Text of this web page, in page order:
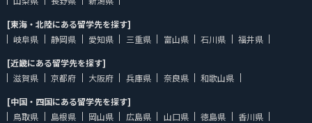
[東海・北陸にある留学先を探す]
岐阜県
静岡県 愛知県 三重県 富山県 石川県
福井県
[近畿にある留学先を探す]
滋賀県
京都府 大阪府 兵庫県 奈良県
和歌山県
[中国・四国にある留学先を探す]
鳥取県
島根県 岡山県 広島県 山口県 徳島県
香川県